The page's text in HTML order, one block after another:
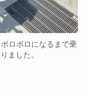
ロボロになるまで乗
ました。